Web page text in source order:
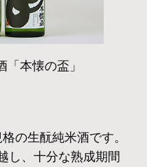
「本懐の盃」
の生酛純米酒です。
し、十分な熟成期間